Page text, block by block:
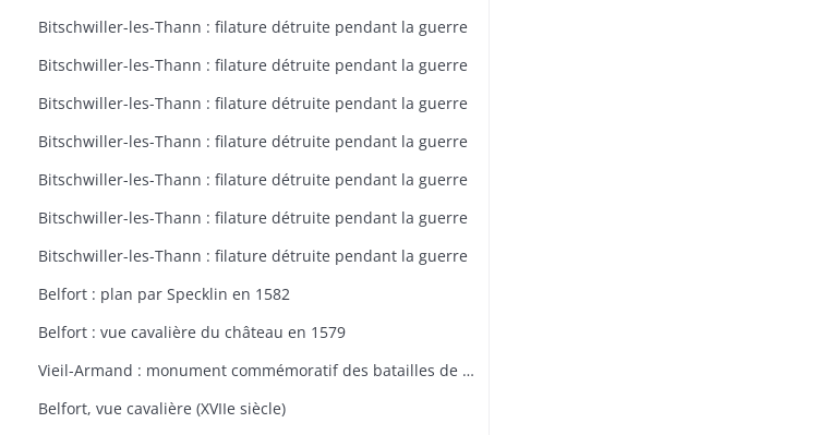
Bitschwiller-les-Thann : filature détruite pendant la guerre
Bitschwiller-les-Thann : filature détruite pendant la guerre
Bitschwiller-les-Thann : filature détruite pendant la guerre
Bitschwiller-les-Thann : filature détruite pendant la guerre
Bitschwiller-les-Thann : filature détruite pendant la guerre
Bitschwiller-les-Thann : filature détruite pendant la guerre
Bitschwiller-les-Thann : filature détruite pendant la guerre
Belfort : plan par Specklin en 1582
Belfort : vue cavalière du château en 1579
Vieil-Armand : monument commémoratif des batailles de la 1ère guerre mondiale
Belfort, vue cavalière (XVIIe siècle)